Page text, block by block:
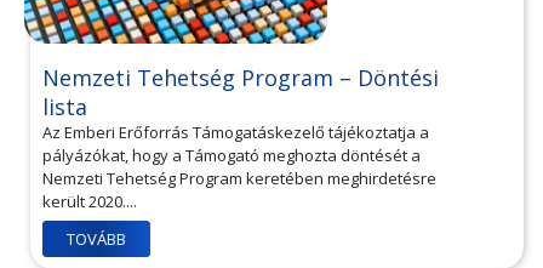
Nemzeti Tehetség Program – Döntési
lista
Az Emberi Erőforrás Támogatáskezelő tájékoztatja a
pályázókat, hogy a Támogató meghozta döntését a
Nemzeti Tehetség Program keretében meghirdetésre
került 2020....
TOVÁBB